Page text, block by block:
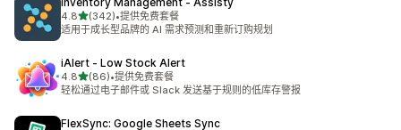
4.8星（满分 5 星）
(342)
总共 342 条评论
•提供免费套餐
适用于成长型品牌的 AI 需求预测和重新订购规划
iAlert ‑ Low Stock Alert
4.8星（满分 5 星）
(86)
总共 86 条评论
•提供免费套餐
轻松通过电子邮件或 Slack 发送基于规则的低库存警报
FlexSync: Google Sheets Sync